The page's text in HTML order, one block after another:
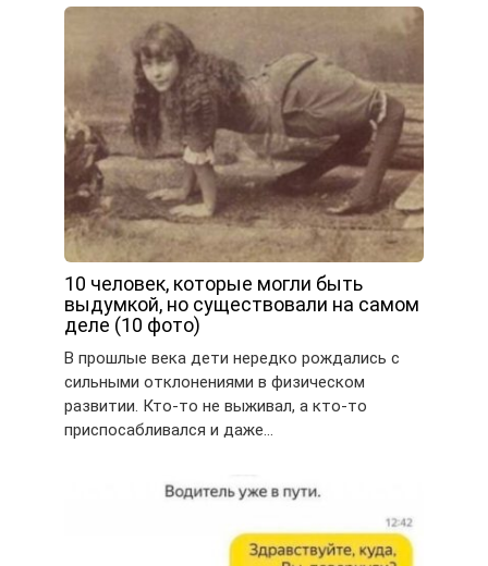
10 человек, которые могли быть
выдумкой, но существовали на самом
деле (10 фото)
В прошлые века дети нередко рождались с
сильными отклонениями в физическом
развитии. Кто-то не выживал, а кто-то
приспосабливался и даже…